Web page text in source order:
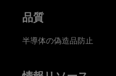
品質
半導体の偽造品防止